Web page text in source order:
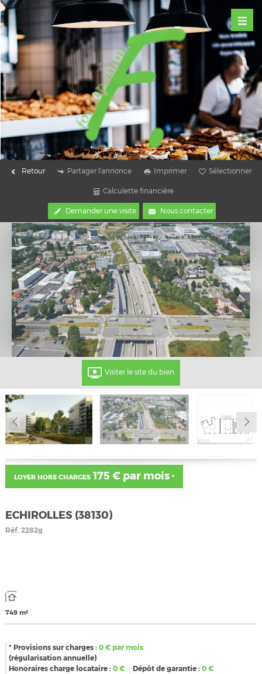
Retour Partager l'annonce Imprimer Sélectionner
Calculette financière
Demander une visite Nous contacter
Visiter le site du bien
LOYER HORS CHARGES175 € par mois *
ECHIROLLES (38130)
Réf.2282g
749 m²
* Provisions sur charges : 0€ par mois
(régularisation annuelle)
Honoraires charge locataire : 0€ Dépôt de garantie :0€